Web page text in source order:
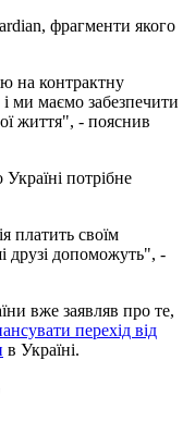
фрагменти якого
на контрактну
ми маємо забезпечити
життя", - пояснив
потрібне
платить своїм
друзі допоможуть", -
вже заявляв про те,
перехід від
в Україні.